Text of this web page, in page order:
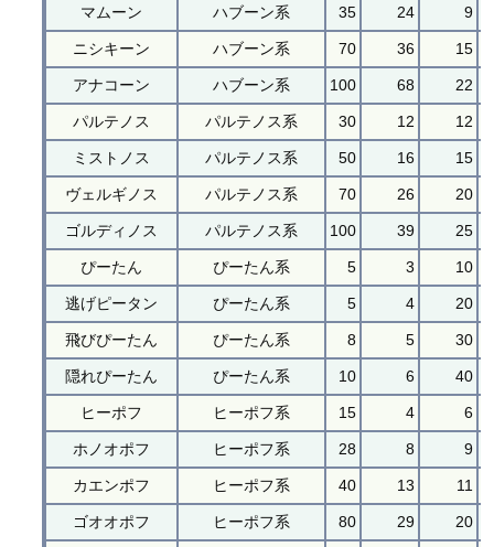
マムーン ハブーン系 35 24 9
ニシキーン ハブーン系 70 36 15
アナコーン ハブーン系 100 68 22
パルテノス パルテノス系 30 12 12
ミストノス パルテノス系 50 16 15
ヴェルギノス パルテノス系 70 26 20
ゴルディノス パルテノス系 100 39 25
ぴーたん ぴーたん系 5 3 10
逃げピータン ぴーたん系 5 4 20
飛びぴーたん ぴーたん系 8 5 30
隠れぴーたん ぴーたん系 10 6 40
ヒーポフ ヒーポフ系 15 4 6
ホノオポフ ヒーポフ系 28 8 9
カエンポフ ヒーポフ系 40 13 11
ゴオオポフ ヒーポフ系 80 29 20